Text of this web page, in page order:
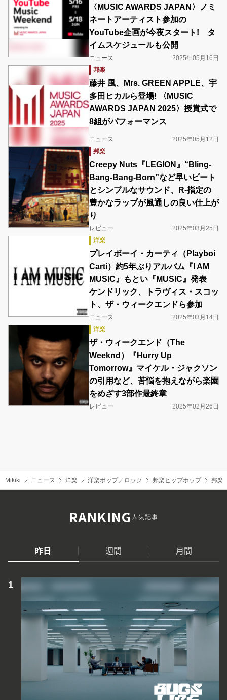
〈MUSIC AWARDS JAPAN〉ノミ
ネートアーティスト参加の
YouTube企画が今夜スタート! タ
イムスケジュールも公開
ニュース
2025年05月16日
邦楽
藤井 風、Mrs. GREEN APPLE、宇
多田ヒカルら登場! 〈MUSIC
AWARDS JAPAN 2025〉授賞式で
8組がパフォーマンス
ニュース
2025年05月12日
邦楽
Creepy Nuts『LEGION』“Bling-
Bang-Bang-Born”など早いビート
とシンプルなサウンド、R-指定の
豊かなラップが風通しの良い仕上が
り
レビュー
2025年03月25日
洋楽
プレイボーイ・カーティ（Playboi
Carti）約5年ぶりアルバム『I AM
MUSIC』もとい『MUSIC』発表
ケンドリック、トラヴィス・スコッ
ト、ザ・ウィークエンドら参加
ニュース
2025年03月14日
洋楽
ザ・ウィークエンド（The
Weeknd）『Hurry Up
Tomorrow』マイケル・ジャクソン
の引用など、苦悩を抱えながら楽園
をめざす3部作最終章
レビュー 2025年02月26日
Mikiki ニュース 洋楽 洋楽ポップ／ロック 邦楽ヒップホップ 邦楽
RANKING人気記事
昨日 週間 月間